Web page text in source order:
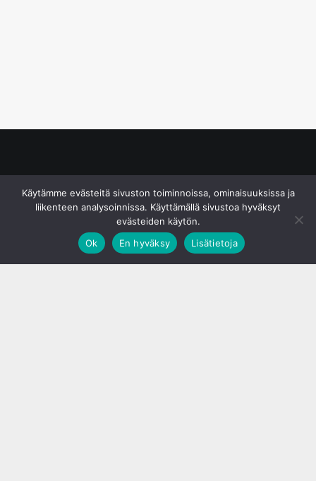
Käytämme evästeitä sivuston toiminnoissa, ominaisuuksissa ja
liikenteen analysoinnissa. Käyttämällä sivustoa hyväksyt
evästeiden käytön.
Ok
En hyväksy Lisätietoja